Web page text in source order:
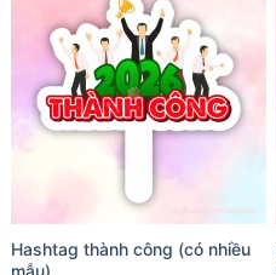
Hashtag thành công (có nhiều